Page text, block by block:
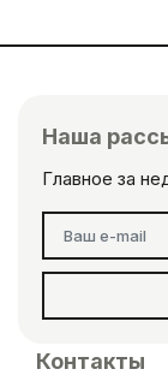
Наша
Главное за
Контакты